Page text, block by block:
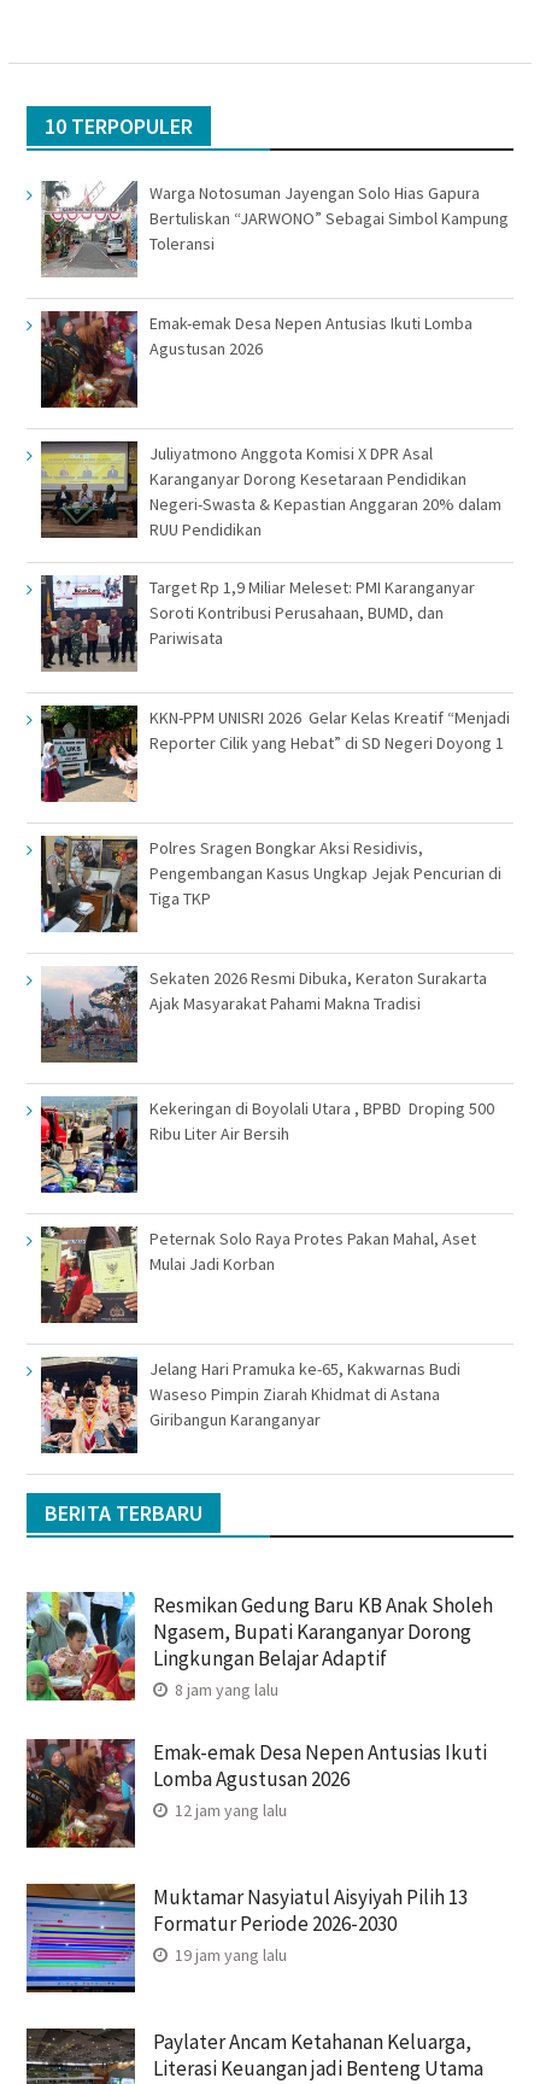
10 TERPOPULER
Warga Notosuman Jayengan Solo Hias Gapura
Bertuliskan “JARWONO” Sebagai Simbol Kampung
Toleransi
Emak-emak Desa Nepen Antusias Ikuti Lomba
Agustusan 2026
Juliyatmono Anggota Komisi X DPR Asal
Karanganyar Dorong Kesetaraan Pendidikan
Negeri-Swasta & Kepastian Anggaran 20% dalam
RUU Pendidikan
Target Rp 1,9 Miliar Meleset: PMI Karanganyar
Soroti Kontribusi Perusahaan, BUMD, dan
Pariwisata
KKN-PPM UNISRI 2026 Gelar Kelas Kreatif “Menjadi
Reporter Cilik yang Hebat” di SD Negeri Doyong 1
Polres Sragen Bongkar Aksi Residivis,
Pengembangan Kasus Ungkap Jejak Pencurian di
Tiga TKP
Sekaten 2026 Resmi Dibuka, Keraton Surakarta
Ajak Masyarakat Pahami Makna Tradisi
Kekeringan di Boyolali Utara , BPBD Droping 500
Ribu Liter Air Bersih
Peternak Solo Raya Protes Pakan Mahal, Aset
Mulai Jadi Korban
Jelang Hari Pramuka ke-65, Kakwarnas Budi
Waseso Pimpin Ziarah Khidmat di Astana
Giribangun Karanganyar
BERITA TERBARU
Resmikan Gedung Baru KB Anak Sholeh
Ngasem, Bupati Karanganyar Dorong
Lingkungan Belajar Adaptif
8 jam yang lalu
Emak-emak Desa Nepen Antusias Ikuti
Lomba Agustusan 2026
12 jam yang lalu
Muktamar Nasyiatul Aisyiyah Pilih 13
Formatur Periode 2026-2030
19 jam yang lalu
Paylater Ancam Ketahanan Keluarga,
Literasi Keuangan jadi Benteng Utama